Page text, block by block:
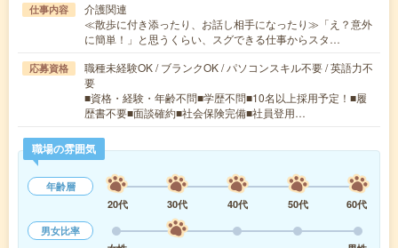
仕事内容
介護関連
≪散歩に付き添ったり、お話し相手になったり≫「え？意外
に簡単！」と思うくらい、スグできる仕事からスタ…
応募資格
職種未経験OK / ブランクOK / パソコンスキル不要 / 英語力不
要
■資格・経験・年齢不問■学歴不問■10名以上採用予定！■履
歴書不要■面談確約■社会保険完備■社員登用…
職場の雰囲気
年齢層
20代
30代 40代 50代
60代
男女比率